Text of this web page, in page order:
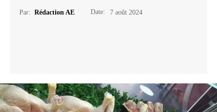
Par: Rédaction AE Date: 7 août 2024